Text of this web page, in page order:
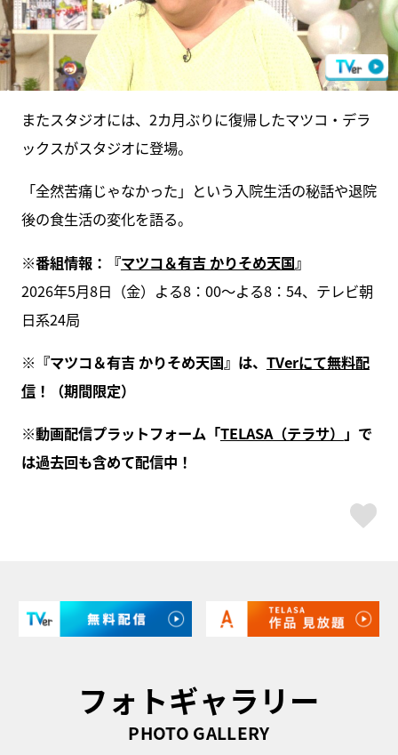
またスタジオには、2カ月ぶりに復帰したマツコ・デラ
ックスがスタジオに登場。
「全然苦痛じゃなかった」という入院生活の秘話や退院
後の食生活の変化を語る。
※番組情報：『マツコ＆有吉 かりそめ天国』
2026年5月8日（金）よる8：00～よる8：54、テレビ朝
日系24局
※『マツコ＆有吉 かりそめ天国』は、 TVerにて無料配
信！（期間限定）
※動画配信プラットフォーム「TELASA（テラサ） 」で
は過去回も含めて配信中！
フォトギャラリー
PHOTO GALLERY